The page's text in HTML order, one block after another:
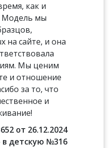
как и
Модель мы
на сайте, и она
Мы ценим
и отношение
за то, что
и
от 26.12.2024
детскую №316